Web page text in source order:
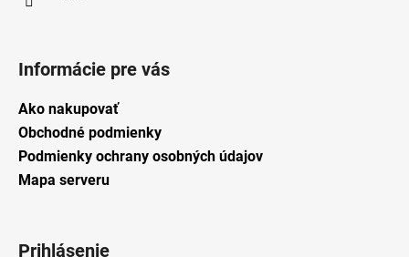
Informácie pre vás
Ako nakupovať
Obchodné podmienky
Podmienky ochrany osobných údajov
Mapa serveru
Prihlásenie